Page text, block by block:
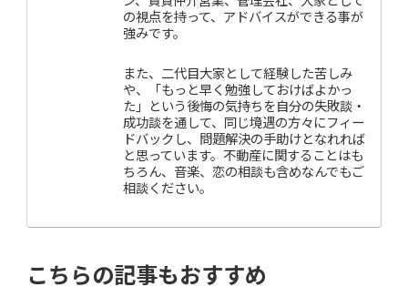
の視点を持って、アドバイスができる事が
強みです。
また、二代目大家として経験した苦しみ
や、「もっと早く勉強しておけばよかっ
た」という後悔の気持ちを自分の失敗談・
成功談を通して、同じ境遇の方々にフィー
ドバックし、問題解決の手助けとなれれば
と思っています。不動産に関することはも
ちろん、音楽、恋の相談も含めなんでもご
相談ください。
こちらの記事もおすすめ